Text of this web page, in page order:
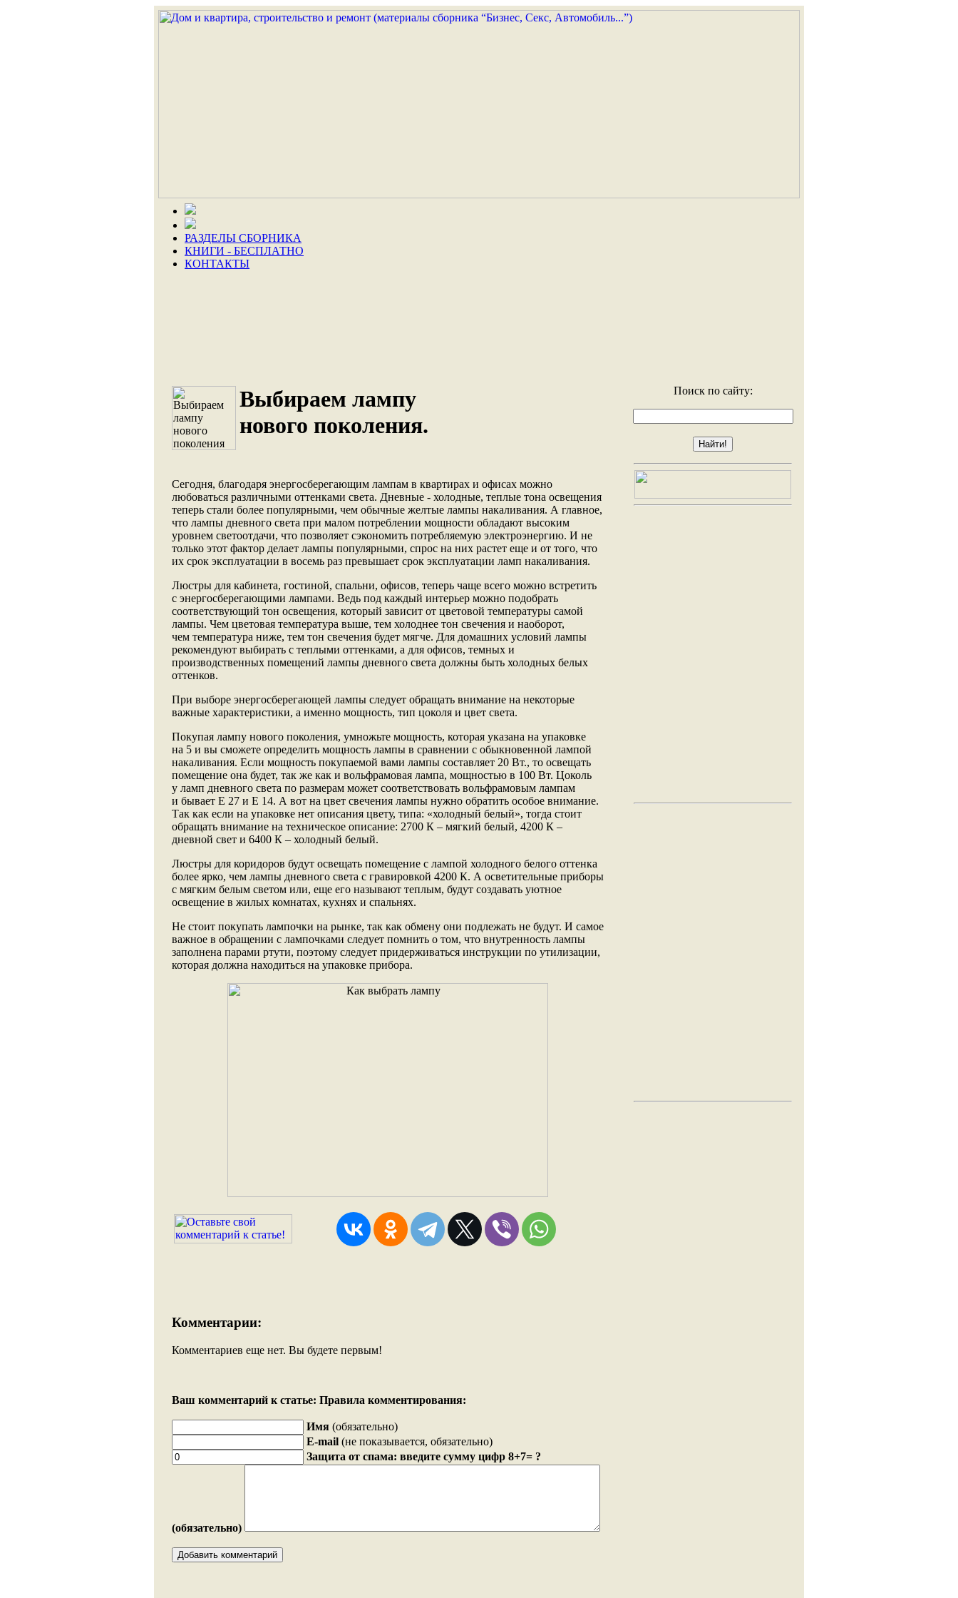
РАЗДЕЛЫ СБОРНИКА
КНИГИ - БЕСПЛАТНО
КОНТАКТЫ
Выбираем лампу
нового поколения.
Сегодня, благодаря энергосберегающим лампам в квартирах и офисах можно
любоваться различными оттенками света. Дневные - холодные, теплые тона освещения
теперь стали более популярными, чем обычные желтые лампы накаливания. А главное,
что лампы дневного света при малом потреблении мощности обладают высоким
уровнем светоотдачи, что позволяет сэкономить потребляемую электроэнергию. И не
только этот фактор делает лампы популярными, спрос на них растет еще и от того, что
их срок эксплуатации в восемь раз превышает срок эксплуатации ламп накаливания.
Люстры для кабинета, гостиной, спальни, офисов, теперь чаще всего можно встретить
с энергосберегающими лампами. Ведь под каждый интерьер можно подобрать
соответствующий тон освещения, который зависит от цветовой температуры самой
лампы. Чем цветовая температура выше, тем холоднее тон свечения и наоборот,
чем температура ниже, тем тон свечения будет мягче. Для домашних условий лампы
рекомендуют выбирать с теплыми оттенками, а для офисов, темных и
производственных помещений лампы дневного света должны быть холодных белых
оттенков.
При выборе энергосберегающей лампы следует обращать внимание на некоторые
важные характеристики, а именно мощность, тип цоколя и цвет света.
Покупая лампу нового поколения, умножьте мощность, которая указана на упаковке
на 5 и вы сможете определить мощность лампы в сравнении с обыкновенной лампой
накаливания. Если мощность покупаемой вами лампы составляет 20 Вт., то освещать
помещение она будет, так же как и вольфрамовая лампа, мощностью в 100 Вт. Цоколь
у ламп дневного света по размерам может соответствовать вольфрамовым лампам
и бывает Е 27 и Е 14. А вот на цвет свечения лампы нужно обратить особое внимание.
Так как если на упаковке нет описания цвету, типа: «холодный белый», тогда стоит
обращать внимание на техническое описание: 2700 К – мягкий белый, 4200 К –
дневной свет и 6400 К – холодный белый.
Люстры для коридоров будут освещать помещение с лампой холодного белого оттенка
более ярко, чем лампы дневного света с гравировкой 4200 К. А осветительные приборы
с мягким белым светом или, еще его называют теплым, будут создавать уютное
освещение в жилых комнатах, кухнях и спальнях.
Не стоит покупать лампочки на рынке, так как обмену они подлежать не будут. И самое
важное в обращении с лампочками следует помнить о том, что внутренность лампы
заполнена парами ртути, поэтому следует придерживаться инструкции по утилизации,
которая должна находиться на упаковке прибора.
Комментарии:
Комментариев еще нет. Вы будете первым!
Ваш комментарий к статье: Правила комментирования:
Имя (обязательно)
E-mail (не показывается, обязательно)
Защита от спама: введите сумму цифр 8+7= ?
(обязательно)
Поиск по сайту: